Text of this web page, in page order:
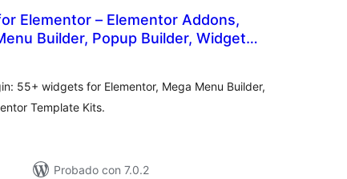
Elementor – Elementor Addons,
Builder, Popup Builder, Widget
Kits
55+ widgets for Elementor, Mega Menu Builder,
Template Kits.
Probado con 7.0.2